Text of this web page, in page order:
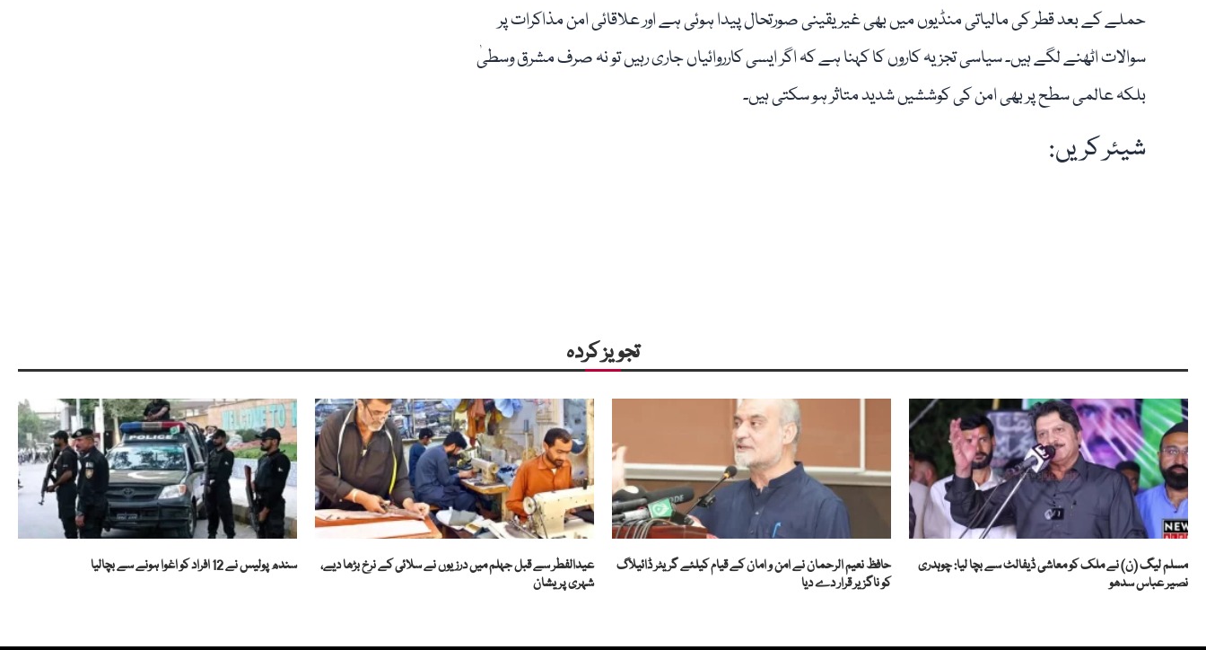
حملے کے بعد قطر کی مالیاتی منڈیوں میں بھی غیر یقینی صورتحال پیدا ہوئی ہے اور علاقائی امن مذاکرات پر
سوالات اٹھنے لگے ہیں۔ سیاسی تجزیہ کاروں کا کہنا ہے کہ اگر ایسی کارروائیاں جاری رہیں تو نہ صرف مشرق وسطیٰ
بلکہ عالمی سطح پر بھی امن کی کوششیں شدید متاثر ہو سکتی ہیں۔
شیئر کریں:
تجویز کردہ
مسلم لیگ (ن) نے ملک کو معاشی ڈیفالٹ سے بچا لیا: چوہدری
نصیر عباس سدھو
حافظ نعیم الرحمان نے امن و امان کے قیام کیلئے گریٹر ڈائیلاگ
کو ناگزیر قرار دے دیا
عیدالفطر سے قبل جہلم میں درزیوں نے سلائی کے نرخ بڑھا دیے،
شہری پریشان
سندھ پولیس نے 12 افراد کو اغوا ہونے سے بچالیا